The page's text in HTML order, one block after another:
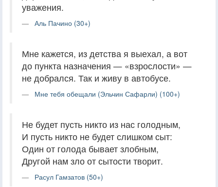
уважения.
Аль Пачино (30+)
Мне кажется, из детства я выехал, а вот
до пункта назначения — «взрослости» —
не добрался. Так и живу в автобусе.
Мне тебя обещали (Эльчин Сафарли) (100+)
Не будет пусть никто из нас голодным,
И пусть никто не будет слишком сыт:
Один от голода бывает злобным,
Другой нам зло от сытости творит.
Расул Гамзатов (50+)